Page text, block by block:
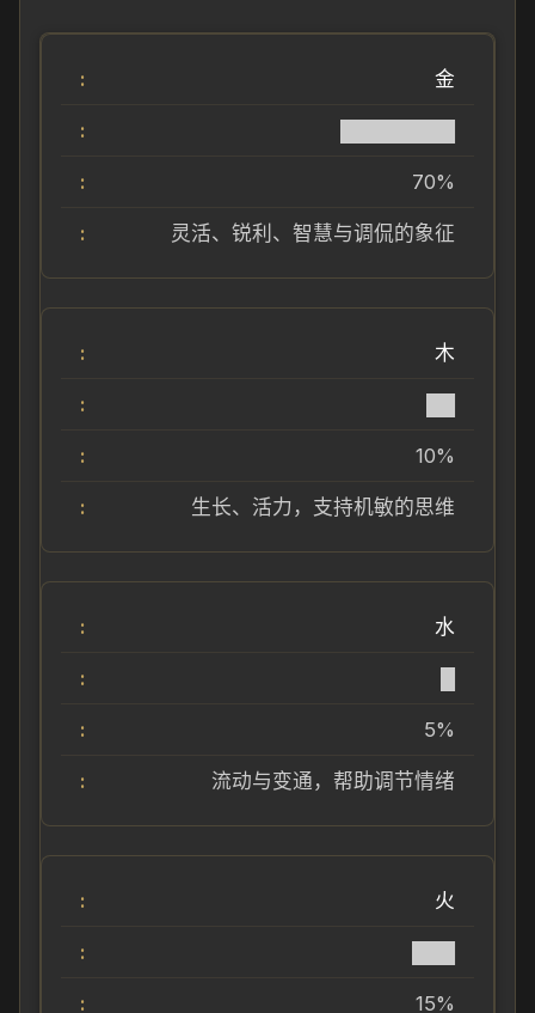
金
70%
灵活、锐利、智慧与调侃的象征
木
10%
生长、活力，支持机敏的思维
水
5%
流动与变通，帮助调节情绪
火
15%